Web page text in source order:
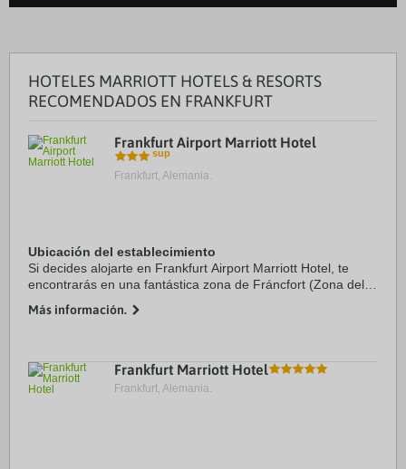
HOTELES MARRIOTT HOTELS & RESORTS
RECOMENDADOS EN FRANKFURT
Frankfurt Airport Marriott Hotel
Frankfurt, Alemania.
Ubicación del establecimiento
Si decides alojarte en Frankfurt Airport Marriott Hotel, te
encontrarás en una fantástica zona de Fráncfort (Zona del
min en coche de Parque Gateway ...
Más información.
Frankfurt Marriott Hotel
Frankfurt, Alemania.